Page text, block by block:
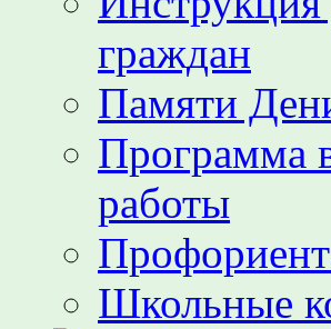
граждан
Памяти
Программа
работы
Школьные